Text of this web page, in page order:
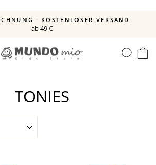
Pause
· KOSTENLOSER VERSAND
ab 49 €
TONIES